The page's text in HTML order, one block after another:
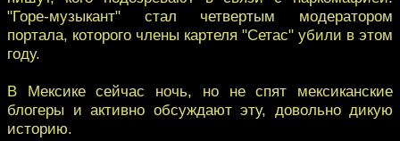
"Горе‑музыкант" стал четвертым модератором
портала, которого члены картеля "Сетас" убили в этом
году.
В Мексике сейчас ночь, но не спят мексиканские
блогеры и активно обсуждают эту, довольно дикую
историю.